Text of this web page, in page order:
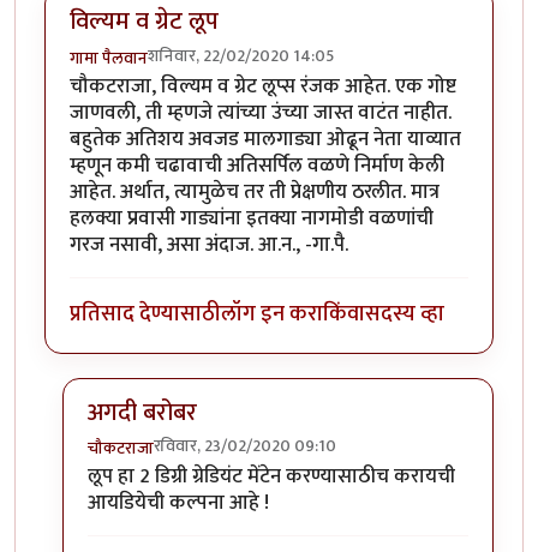
विल्यम व ग्रेट लूप
गामा पैलवानशनिवार, 22/02/2020 14:05
चौकटराजा, विल्यम व ग्रेट लूप्स रंजक आहेत. एक गोष्ट
जाणवली, ती म्हणजे त्यांच्या उंच्या जास्त वाटंत नाहीत.
बहुतेक अतिशय अवजड मालगाड्या ओढून नेता याव्यात
म्हणून कमी चढावाची अतिसर्पिल वळणे निर्माण केली
आहेत. अर्थात, त्यामुळेच तर ती प्रेक्षणीय ठरलीत. मात्र
हलक्या प्रवासी गाड्यांना इतक्या नागमोडी वळणांची
गरज नसावी, असा अंदाज. आ.न., -गा.पै.
प्रतिसाद देण्यासाठीलॉग इन कराकिंवासदस्य व्हा
अगदी बरोबर
चौकटराजारविवार, 23/02/2020 09:10
In reply toविल्यम व ग्रेट लूपbyगामा पैलवान
लूप हा 2 डिग्री ग्रेडियंट मेंटेन करण्यासाठीच करायची
आयडियेची कल्पना आहे !